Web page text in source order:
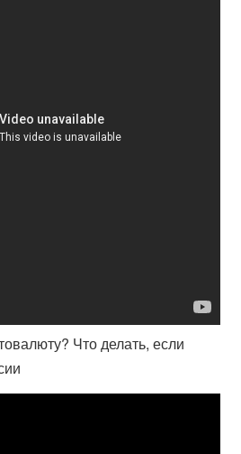
Что делать, если